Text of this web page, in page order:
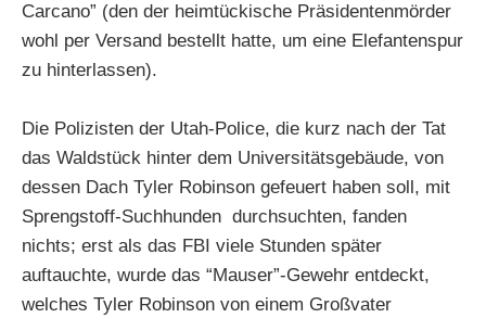
Carcano” (den der heimtückische Präsidentenmörder
wohl per Versand bestellt hatte, um eine Elefantenspur
zu hinterlassen).
Die Polizisten der Utah-Police, die kurz nach der Tat
das Waldstück hinter dem Universitätsgebäude, von
dessen Dach Tyler Robinson gefeuert haben soll, mit
Sprengstoff-Suchhunden durchsuchten, fanden
nichts; erst als das FBI viele Stunden später
auftauchte, wurde das “Mauser”-Gewehr entdeckt,
welches Tyler Robinson von einem Großvater